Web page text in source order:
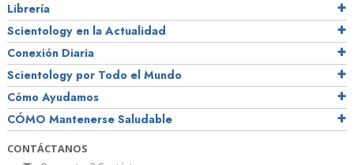
Librería
Scientology en la Actualidad
Conexión Diaria
Scientology por Todo el Mundo
Cómo Ayudamos
CÓMO Mantenerse Saludable
CONTÁCTANOS